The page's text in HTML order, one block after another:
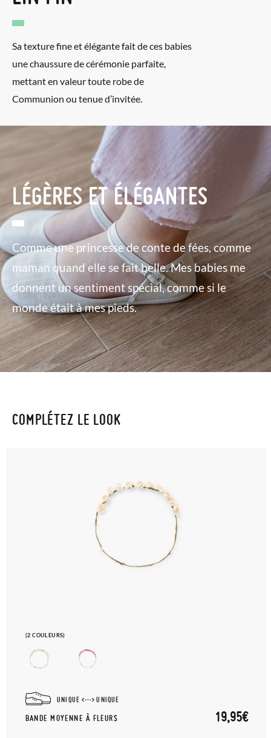
Sa texture fine et élégante fait de ces babies
une chaussure de cérémonie parfaite,
mettant en valeur toute robe de
Communion ou tenue d’invitée.
LÉGÈRES ET ÉLÉGANTES
Comme une princesse de conte de fées, comme
maman quand elle se fait belle. Mes babies me
donnent un sentiment spécial, comme si le
monde était à mes pieds.
COMPLÉTEZ LE LOOK
(2 COULEURS)
UNIQUE UNIQUE
BANDE MOYENNE À FLEURS 19,95€